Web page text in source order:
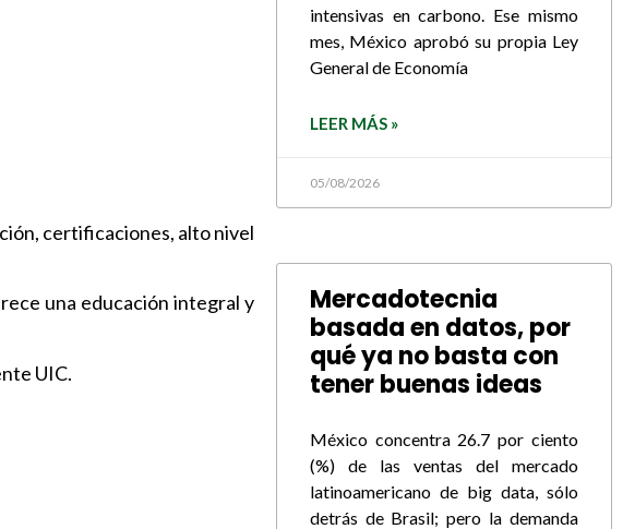
certificaciones, alto nivel
una educación integral y
UIC.
intensivas en carbono. Ese mismo
mes, México aprobó su propia Ley
General de Economía
LEER MÁS »
05/08/2026
Mercadotecnia
basada en datos, por
qué ya no basta con
tener buenas ideas
México concentra 26.7 por ciento
(%) de las ventas del mercado
latinoamericano de big data, sólo
detrás de Brasil; pero la demanda